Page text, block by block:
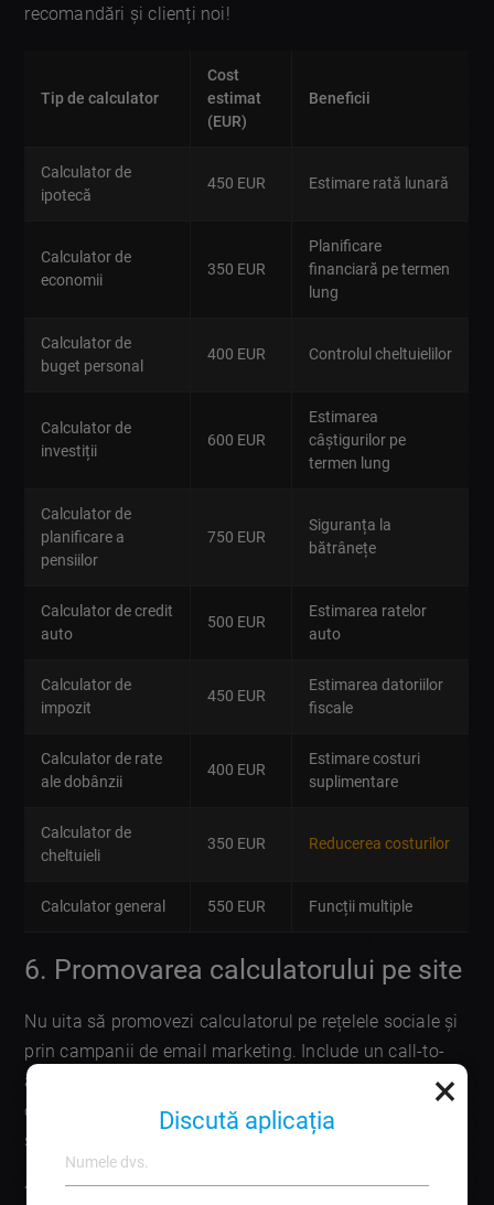
recomandări și clienți noi!
Tip de calculator
Cost
estimat
(EUR)
Beneficii
Calculator de
ipotecă
450 EUR Estimare rată lunară
Calculator de
economii
350 EUR
Planificare
financiară pe termen
lung
Calculator de
buget personal
400 EUR Controlul cheltuielilor
Calculator de
investiții
600 EUR
Estimarea
câștigurilor pe
termen lung
Calculator de
planificare a
pensiilor
750 EUR
Siguranța la
bătrânețe
Calculator de credit
auto
500 EUR
Estimarea ratelor
auto
Calculator de
impozit
450 EUR
Estimarea datoriilor
fiscale
Calculator de rate
ale dobânzii
400 EUR
Estimare costuri
suplimentare
Calculator de
cheltuieli
350 EUR Reducerea costurilor
Calculator general 550 EUR Funcții multiple
6. Promovarea calculatorului pe site
Nu uita să promovezi calculatorul pe rețelele sociale și
prin campanii de email marketing. Include un call-to-
action îndemnând vizitatorii să-și folosească
calculatorul financiar personalizat, iar astfel vei atrage
și mai mulți utilizatori!
? Nu mai sta pe gânduri!Comandati crearea unui
×
Discută aplicația